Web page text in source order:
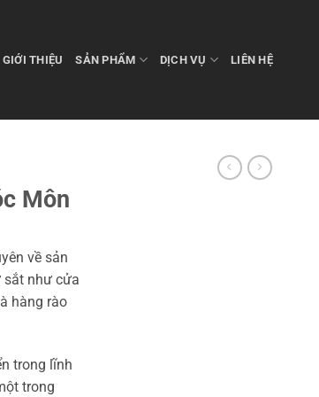
GIỚI THIỆU SẢN PHẨM DỊCH VỤ LIÊN HỆ
Môn
về sản
sắt như cửa
hàng rào
trong lĩnh
trong